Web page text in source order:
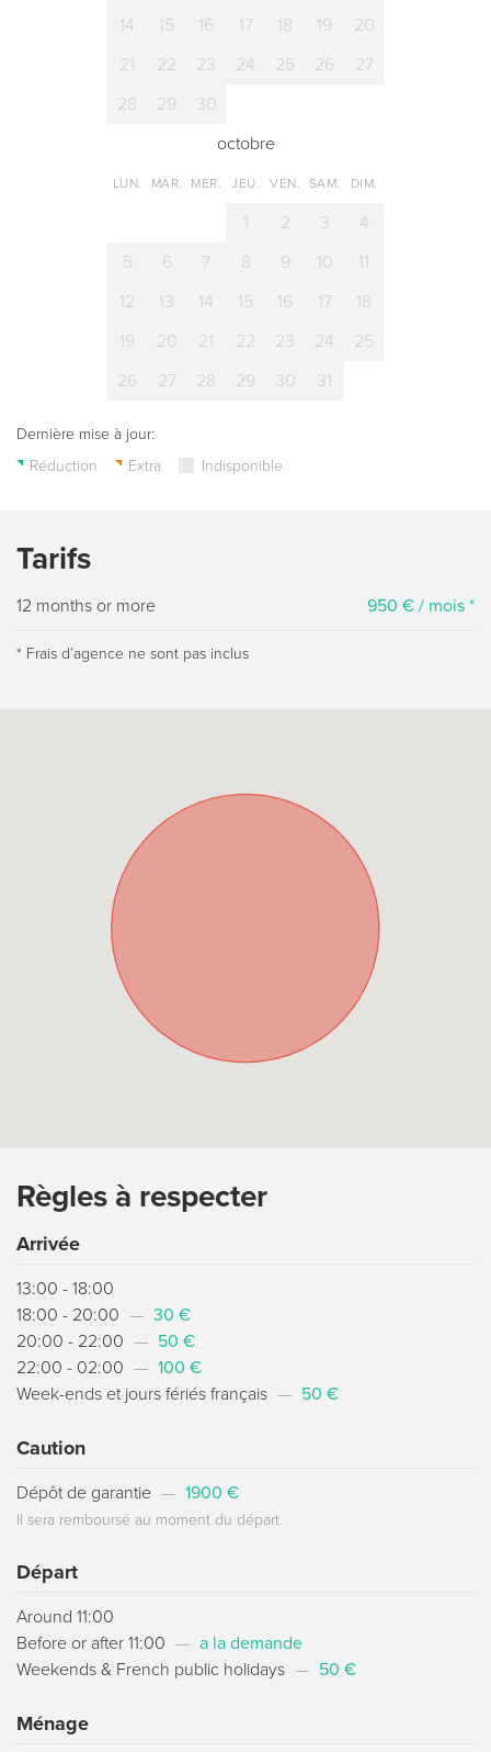
14 15 16 17 18 19
20
21
22 23 24 25 26
27
28
29
30
octobre
LUN. MAR. MER. JEU. VEN. SAM. DIM.
1 2 3
4
5
6 7 8 9 10
11
12
13 14 15 16 17
18
19
20 21 22 23 24
25
26
27 28 29 30 31
Dernière mise à jour:
Réduction
Extra Indisponible
Tarifs
12 months or more 950 € / mois *
* Frais dʼagence ne sont pas inclus
Règles à respecter
Arrivée
13:00 - 18:00
18:00 - 20:00 — 30 €
20:00 - 22:00 — 50 €
22:00 - 02:00 — 100 €
Week-ends et jours fériés français — 50 €
Caution
Dépôt de garantie — 1900 €
Il sera remboursé au moment du départ.
Départ
Around 11:00
Before or after 11:00 — a la demande
Weekends & French public holidays — 50 €
Ménage